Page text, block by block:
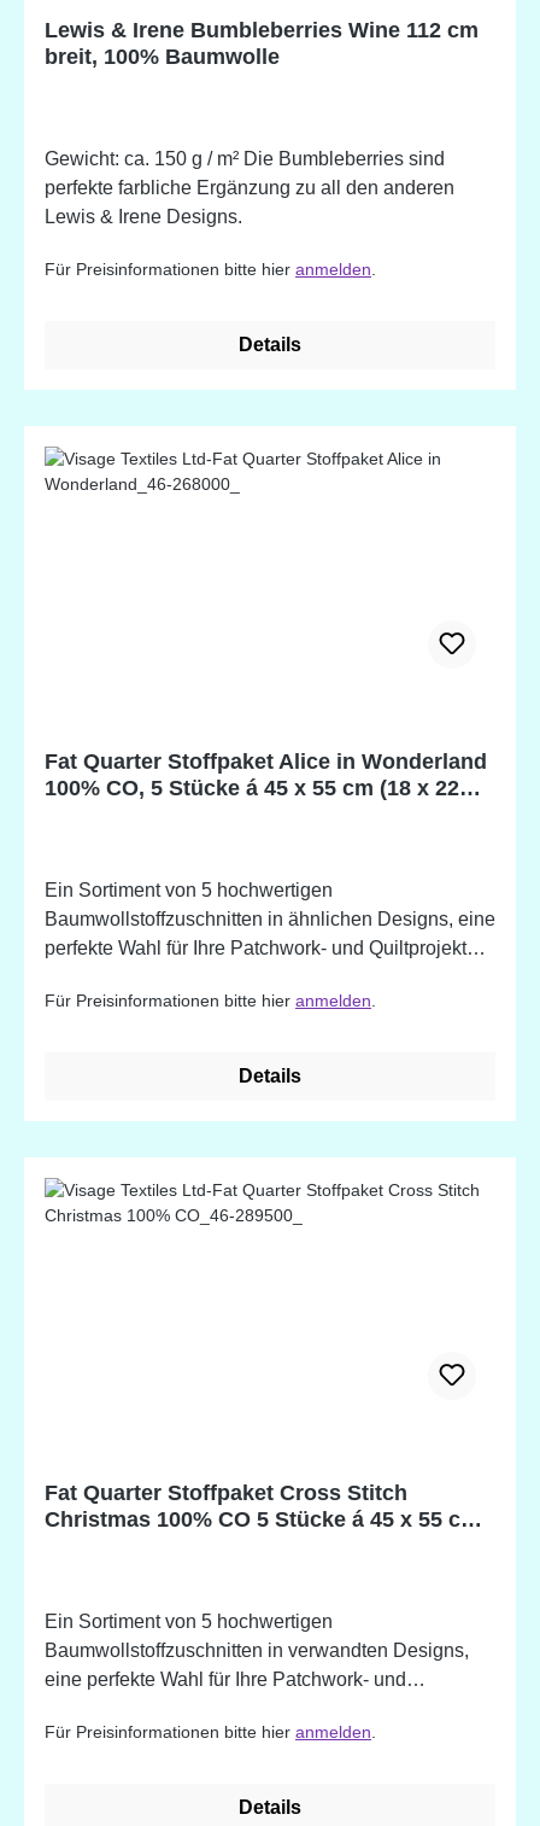
Lewis & Irene Bumbleberries Wine 112 cm
breit, 100% Baumwolle
Gewicht: ca. 150 g / m² Die Bumbleberries sind
perfekte farbliche Ergänzung zu all den anderen
Lewis & Irene Designs.
Für Preisinformationen bitte hier anmelden
Details
Fat Quarter Stoffpaket Alice in Wonderland
100% CO, 5 Stücke á 45 x 55 cm (18 x 22
Ein Sortiment von 5 hochwertigen
Baumwollstoffzuschnitten in ähnlichen Designs, eine
perfekte Wahl für Ihre Patchwork- und Quiltprojekte.
Mustern. Designed in England
Für Preisinformationen bitte hier anmelden
Details
Fat Quarter Stoffpaket Cross Stitch
Christmas 100% CO 5 Stücke á 45 x 55 cm
Ein Sortiment von 5 hochwertigen
Baumwollstoffzuschnitten in verwandten Designs,
eine perfekte Wahl für Ihre Patchwork- und
England
Für Preisinformationen bitte hier anmelden
Details